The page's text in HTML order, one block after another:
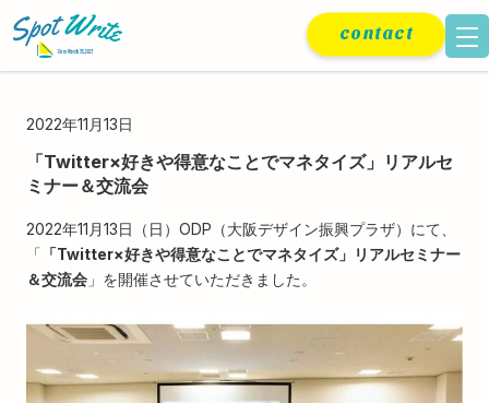
contact
2022年11月13日
「Twitter×好きや得意なことでマネタイズ」リアルセ
ミナー＆交流会
2022年11月13日（日）ODP（大阪デザイン振興プラザ）にて、
「 「Twitter×好きや得意なことでマネタイズ」リアルセミナー
＆交流会 」を開催させていただきました。